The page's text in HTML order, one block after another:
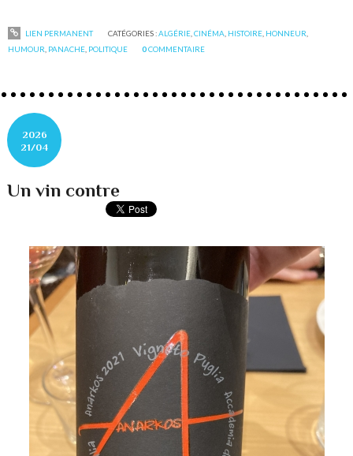
LIEN PERMANENT CATÉGORIES :ALGÉRIE, CINÉMA HISTOIRE, HONNEUR
HUMOUR PANACHE POLITIQUE 0COMMENTAIRE
2026
21/04
Un vin contre